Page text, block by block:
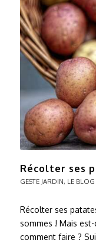
Récolter ses
GESTE JARDIN, LE BLOG
Récolter ses
sommes ! Mais
comment faire ?